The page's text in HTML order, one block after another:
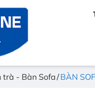
trà - Bàn Sofa BÀN